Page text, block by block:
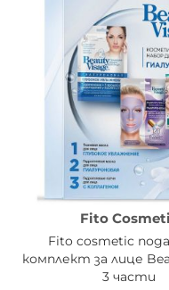
Fito
Fito cosmetic
комплект за лице
3 части